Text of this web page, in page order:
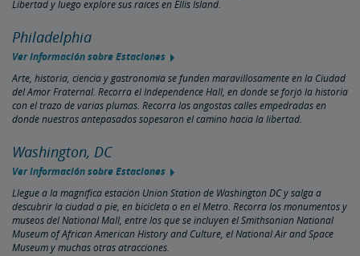
Libertad y luego explore sus raíces en Ellis Island.
Philadelphia
Ver Información sobre Estaciones
Arte, historia, ciencia y gastronomía se funden maravillosamente en la Ciudad
del Amor Fraternal. Recorra el Independence Hall, en donde se forjó la historia
con el trazo de varias plumas. Recorra las angostas calles empedradas en
donde nuestros antepasados sopesaron el camino hacia la libertad.
Washington, DC
Ver Información sobre Estaciones
Llegue a la magnífica estación Union Station de Washington DC y salga a
descubrir la ciudad a pie, en bicicleta o en el Metro. Recorra los monumentos y
museos del National Mall, entre los que se incluyen el Smithsonian National
Museum of African American History and Culture, el National Air and Space
Museum y muchas otras atracciones.